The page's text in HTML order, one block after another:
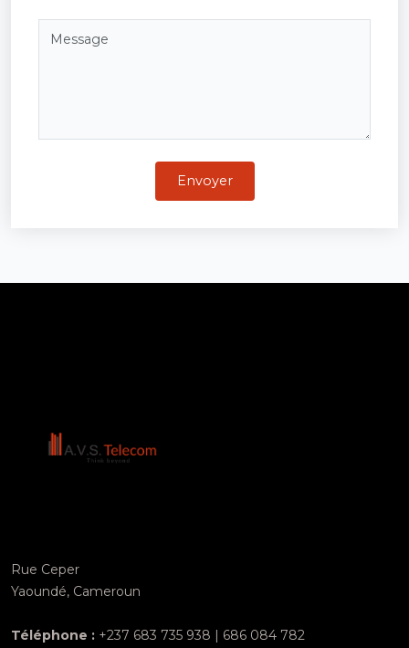
Envoyer
Rue Ceper
Yaoundé, Cameroun
Téléphone : +237 683 735 938 | 686 084 782